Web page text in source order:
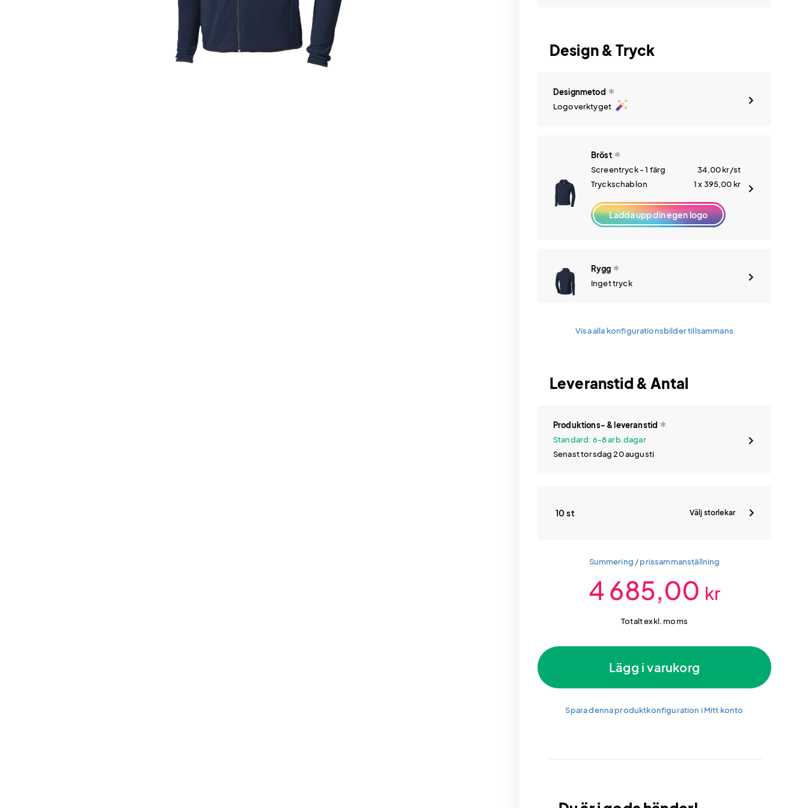
Design & Tryck
Designmetod
Logoverktyget auto_fix_high
Bröst
Screentryck - 1 färg
34,00kr/st
Tryckschablon
1 x 395,00 kr
Ladda upp din egen logo
Rygg
Inget tryck
Visa alla konfigurationsbilder tillsammans
Leveranstid & Antal
Produktions- & leveranstid
Standard: 6-8 arb.dagar
Senast torsdag 20 augusti
10 st Välj storlekar
Summering / prissammanställning
4 685,00 kr
Totalt exkl. moms
Lägg i varukorg
Spara denna produktkonfiguration i Mitt konto